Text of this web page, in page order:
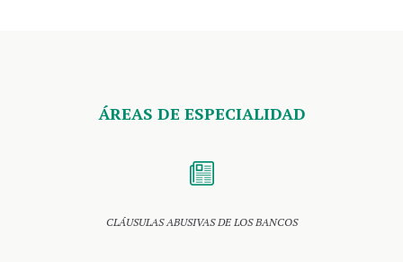
ÁREAS DE ESPECIALIDAD
CLÁUSULAS ABUSIVAS DE LOS BANCOS